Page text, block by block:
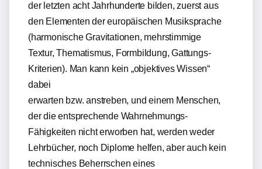
der letzten acht Jahrhunderte bilden, zuerst aus
den Elementen der europäischen Musiksprache
(harmonische Gravitationen, mehrstimmige
Textur, Thematismus, Formbildung, Gattungs-
Kriterien). Man kann kein „objektives Wissen“
dabei
erwarten bzw. anstreben, und einem Menschen,
der die entsprechende Wahrnehmungs-
Fähigkeiten nicht erworben hat, werden weder
Lehrbücher, noch Diplome helfen, aber auch kein
technisches Beherrschen eines